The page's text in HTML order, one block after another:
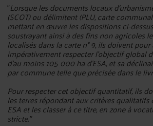
"Lorsque les documents locaux
(SCOT) ou délimitent (PLU, carte
mettant en œuvre les dispositions ci-
soustrayant ainsi à des fins non agricoles
localisés dans la carte n° 9, ils doivent
impérativement respecter l’objectif global
d’au moins 105 000 ha d’ESA, et sa
par commune telle que précisée dans le
Pour respecter cet objectif quantitatif, ils
les terres répondant aux critères qualitatifs
ESA et les classer à ce titre, en zone à
stricte."